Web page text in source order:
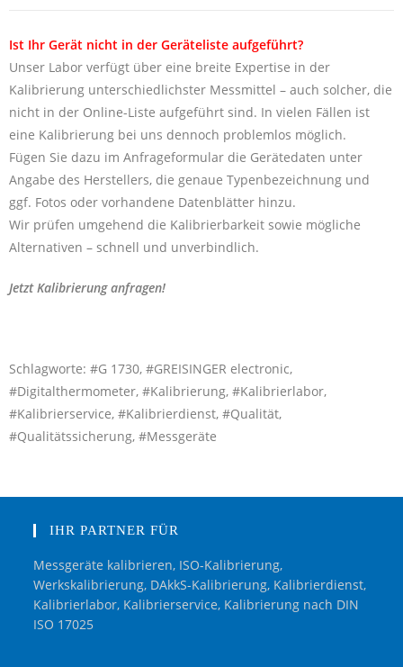
Ist Ihr Gerät nicht in der Geräteliste aufgeführt?
Unser Labor verfügt über eine breite Expertise in der
Kalibrierung unterschiedlichster Messmittel – auch solcher, die
nicht in der Online-Liste aufgeführt sind. In vielen Fällen ist
eine Kalibrierung bei uns dennoch problemlos möglich.
Fügen Sie dazu im Anfrageformular die Gerätedaten unter
Angabe des Herstellers, die genaue Typenbezeichnung und
ggf. Fotos oder vorhandene Datenblätter hinzu.
Wir prüfen umgehend die Kalibrierbarkeit sowie mögliche
Alternativen – schnell und unverbindlich.
Jetzt Kalibrierung anfragen!
Schlagworte: #G 1730, #GREISINGER electronic,
#Digitalthermometer, #Kalibrierung, #Kalibrierlabor,
#Kalibrierservice, #Kalibrierdienst, #Qualität,
#Qualitätssicherung, #Messgeräte
IHR PARTNER FÜR
Messgeräte kalibrieren, ISO-Kalibrierung,
Werkskalibrierung, DAkkS-Kalibrierung, Kalibrierdienst,
Kalibrierlabor, Kalibrierservice, Kalibrierung nach DIN
ISO 17025